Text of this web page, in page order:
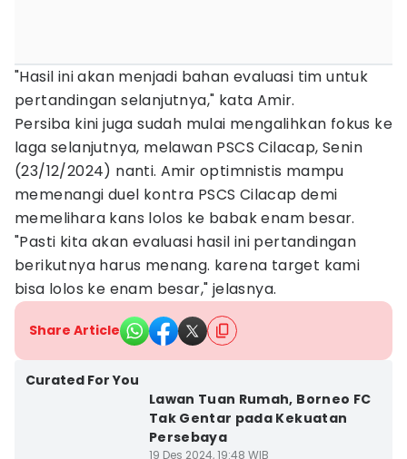
"Hasil ini akan menjadi bahan evaluasi tim untuk
pertandingan selanjutnya," kata Amir.
Persiba kini juga sudah mulai mengalihkan fokus ke
laga selanjutnya, melawan PSCS Cilacap, Senin
(23/12/2024) nanti. Amir optimnistis mampu
memenangi duel kontra PSCS Cilacap demi
memelihara kans lolos ke babak enam besar.
"Pasti kita akan evaluasi hasil ini pertandingan
berikutnya harus menang. karena target kami
bisa lolos ke enam besar," jelasnya.
Share Article
Curated For You
Lawan Tuan Rumah, Borneo FC
Tak Gentar pada Kekuatan
Persebaya
19 Des 2024, 19:48 WIB